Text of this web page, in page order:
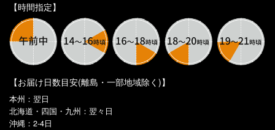
【時間指定】
【お届け日数目安(離島・一部地域除く)】
本州：翌日
北海道・四国・九州：翌々日
沖縄：2-4日